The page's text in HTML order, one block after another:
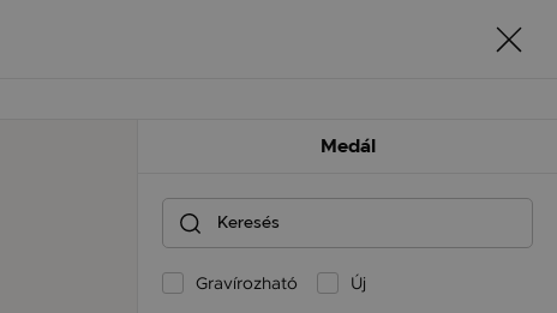
Medál
Gravírozható Új